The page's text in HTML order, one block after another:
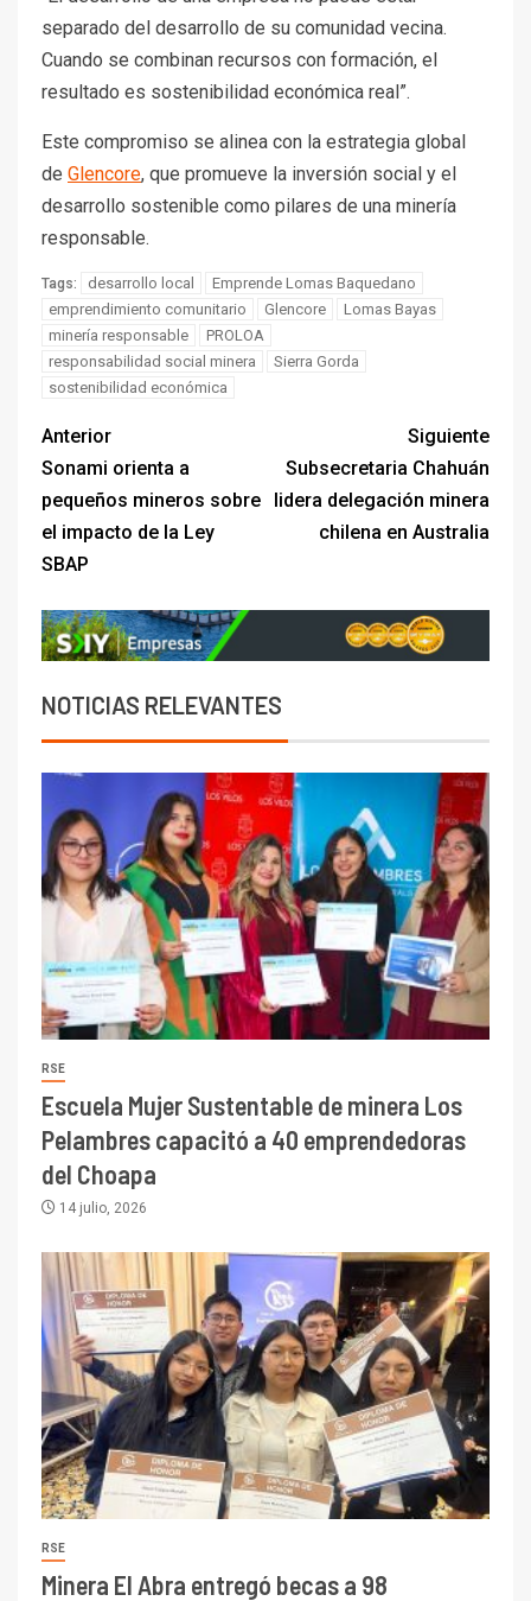
separado del desarrollo de su comunidad vecina.
Cuando se combinan recursos con formación, el
resultado es sostenibilidad económica real”.
Este compromiso se alinea con la estrategia global
de Glencore, que promueve la inversión social y el
desarrollo sostenible como pilares de una minería
responsable.
Tags: desarrollo local
Emprende Lomas Baquedano
emprendimiento comunitario
Glencore
Lomas Bayas
minería responsable
PROLOA
responsabilidad social minera
Sierra Gorda
sostenibilidad económica
Anterior
Sonami orienta a
pequeños mineros sobre
el impacto de la Ley
SBAP
Siguiente
Subsecretaria Chahuán
lidera delegación minera
chilena en Australia
NOTICIAS RELEVANTES
RSE
Escuela Mujer Sustentable de minera Los
Pelambres capacitó a 40 emprendedoras
del Choapa
14 julio, 2026
RSE
Minera El Abra entregó becas a 98